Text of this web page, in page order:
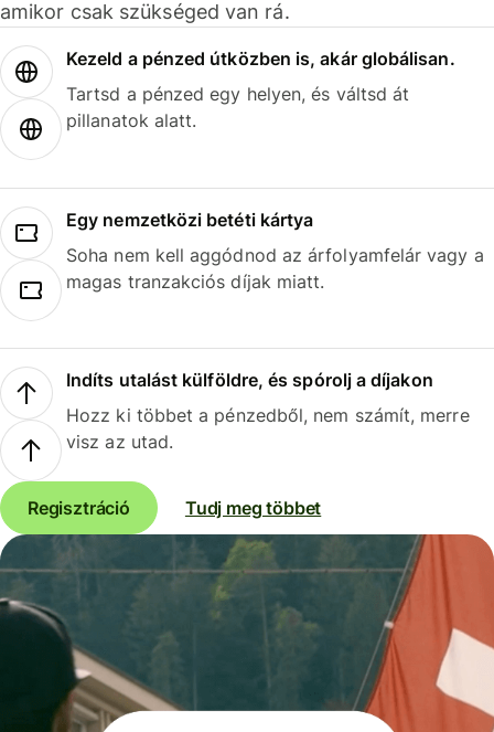
amikor csak szükséged van rá.
Kezeld a pénzed útközben is, akár globálisan.
Tartsd a pénzed egy helyen, és váltsd át
pillanatok alatt.
Egy nemzetközi betéti kártya
Soha nem kell aggódnod az árfolyamfelár vagy a
magas tranzakciós díjak miatt.
Indíts utalást külföldre, és spórolj a díjakon
Hozz ki többet a pénzedből, nem számít, merre
visz az utad.
Regisztráció Tudj meg többet